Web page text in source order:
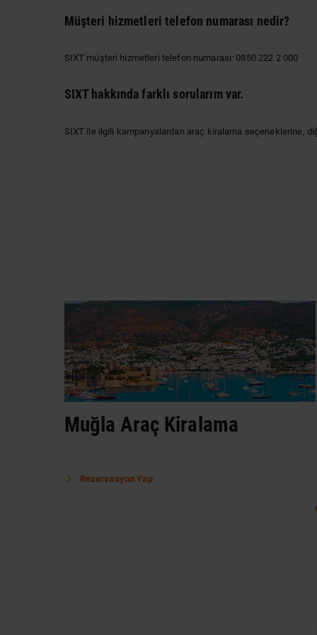
Müşteri hizmetleri telefon numarası nedir?
SIXT müşteri hizmetleri telefon numarası: 0850 222 2 000
SIXT hakkında farklı sorularım var.
SIXT ile ilgili kampanyalardan araç kiralama seçeneklerine,
Muğla Araç Kiralama
Rezervasyon Yap